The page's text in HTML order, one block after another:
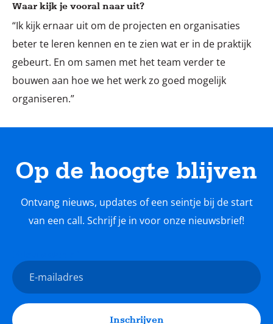
Waar kijk je vooral naar uit?
“Ik kijk ernaar uit om de projecten en organisaties
beter te leren kennen en te zien wat er in de praktijk
gebeurt. En om samen met het team verder te
bouwen aan hoe we het werk zo goed mogelijk
organiseren.”
Op de hoogte blijven
Ontvang nieuws, updates of een seintje bij de start
van een call. Schrijf je in voor onze nieuwsbrief!
E-
mailadres
Inschrijven